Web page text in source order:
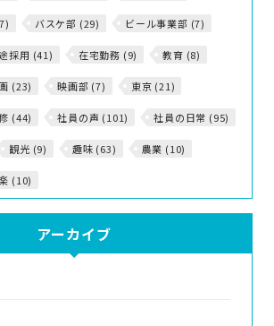
バスケ部 (29) ビール事業部 (7)
採用 (41) 在宅勤務 (9) 教育 (8)
(23) 映画部 (7) 東京 (21)
(44) 社員の声 (101) 社員の日常 (95)
観光 (9) 趣味 (63) 農業 (10)
(10)
アーカイブ